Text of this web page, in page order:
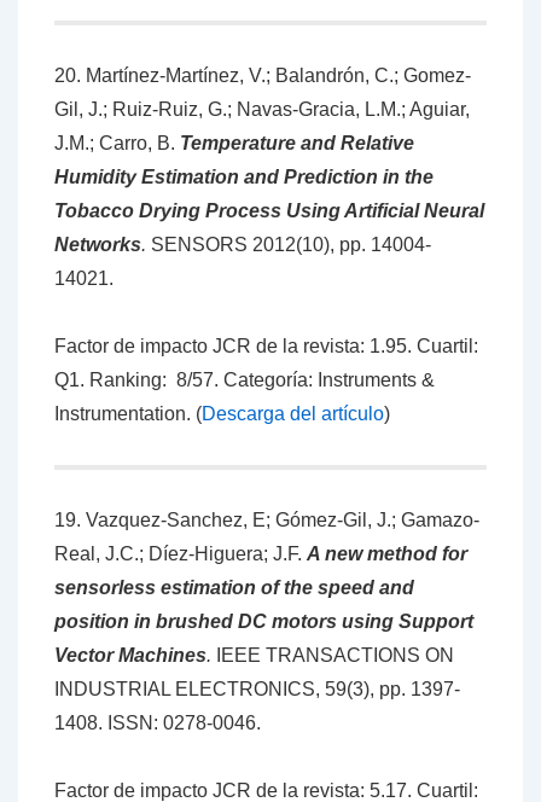
20. Martínez-Martínez, V.; Balandrón, C.; Gomez-
Gil, J.; Ruiz-Ruiz, G.; Navas-Gracia, L.M.; Aguiar,
J.M.; Carro, B. Temperature and Relative
Humidity Estimation and Prediction in the
Tobacco Drying Process Using Artificial Neural
Networks. SENSORS 2012(10), pp. 14004-
14021.
Factor de impacto JCR de la revista: 1.95. Cuartil:
Q1. Ranking: 8/57. Categoría: Instruments &
Instrumentation. (Descarga del artículo)
19. Vazquez-Sanchez, E; Gómez-Gil, J.; Gamazo-
Real, J.C.; Díez-Higuera; J.F. A new method for
sensorless estimation of the speed and
position in brushed DC motors using Support
Vector Machines.
IEEE TRANSACTIONS ON
INDUSTRIAL ELECTRONICS, 59(3), pp. 1397-
1408. ISSN: 0278-0046.
Factor de impacto JCR de la revista: 5.17. Cuartil: